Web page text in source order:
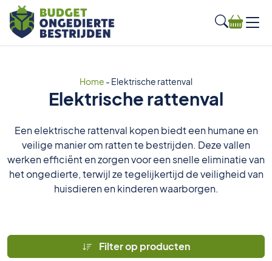
Home - Elektrische rattenval
Elektrische rattenval
Een elektrische rattenval kopen biedt een humane en
veilige manier om ratten te bestrijden. Deze vallen
werken efficiënt en zorgen voor een snelle eliminatie van
het ongedierte, terwijl ze tegelijkertijd de veiligheid van
huisdieren en kinderen waarborgen.
Filter op producten